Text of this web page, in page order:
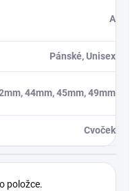
A
Pánské, Unisex
44mm, 45mm, 49mm
Cvoček
položce.